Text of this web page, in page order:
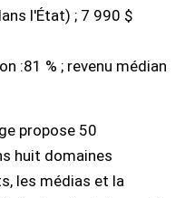
l'État) ; 7 990 $
:81 % ; revenu médian
propose 50
huit domaines
les médias et la